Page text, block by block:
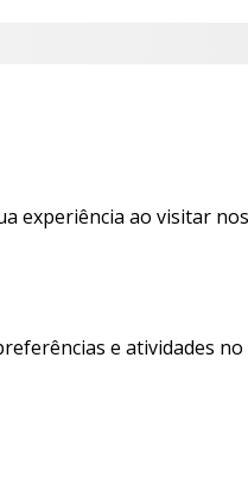
experiência ao visitar
e atividades no